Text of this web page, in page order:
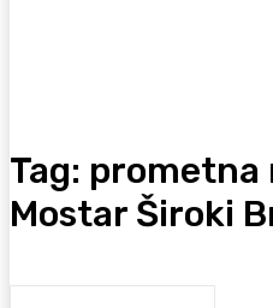
Tag: prometna
Mostar Široki